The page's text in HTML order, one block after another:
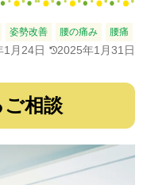
姿勢改善 腰の痛み 腰痛
1月24日 2025年1月31日
相談